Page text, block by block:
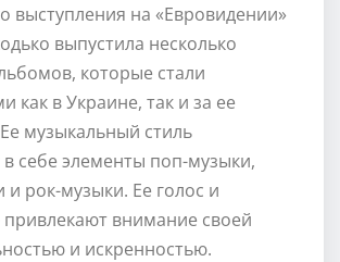
выступления на «Евровидении»
выпустила несколько
которые стали
как в Украине, так и за ее
музыкальный стиль
себе элементы поп-музыки,
и рок-музыки. Ее голос и
внимание своей
и искренностью.